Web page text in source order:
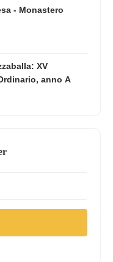
- Monastero
XV
anno A